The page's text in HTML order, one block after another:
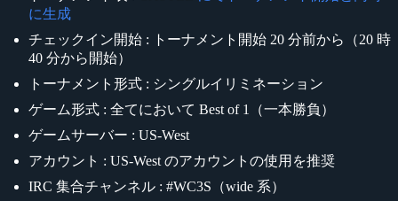
に生成
チェックイン開始 : トーナメント開始 20 分前から（20 時
40 分から開始）
トーナメント形式 : シングルイリミネーション
ゲーム形式 : 全てにおいて Best of 1（一本勝負）
ゲームサーバー : US-West
アカウント : US-West のアカウントの使用を推奨
IRC 集合チャンネル : #WC3S（wide 系）